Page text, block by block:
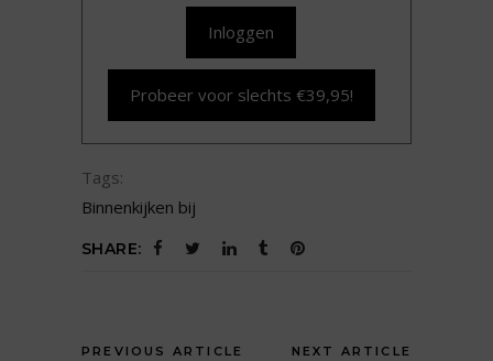
Inloggen
Probeer voor slechts €39,95!
Tags:
Binnenkijken bij
SHARE:
PREVIOUS ARTICLE NEXT ARTICLE